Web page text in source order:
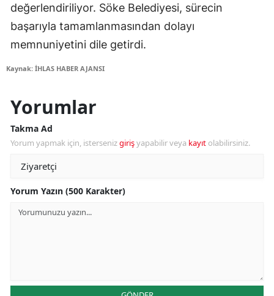
değerlendiriliyor. Söke Belediyesi, sürecin
başarıyla tamamlanmasından dolayı
memnuniyetini dile getirdi.
Kaynak: İHLAS HABER AJANSI
Yorumlar
Takma Ad
Yorum yapmak için, istersenizgirişyapabilir veya kayıt olabilirsiniz.
Yorum Yazın (500 Karakter)